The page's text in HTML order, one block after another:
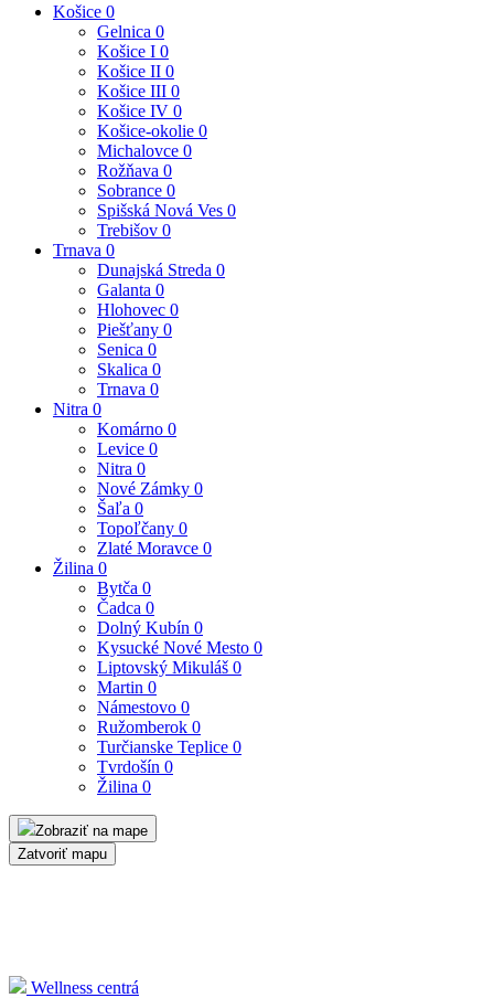
Košice 0
Gelnica 0
Košice I 0
Košice II 0
Košice III 0
Košice IV 0
Košice-okolie 0
Michalovce 0
Rožňava 0
Sobrance 0
Spišská Nová Ves 0
Trebišov 0
Trnava 0
Dunajská Streda 0
Galanta 0
Hlohovec 0
Piešťany 0
Senica 0
Skalica 0
Trnava 0
Nitra 0
Komárno 0
Levice 0
Nitra 0
Nové Zámky 0
Šaľa 0
Topoľčany 0
Zlaté Moravce 0
Žilina 0
Bytča 0
Čadca 0
Dolný Kubín 0
Kysucké Nové Mesto 0
Liptovský Mikuláš 0
Martin 0
Námestovo 0
Ružomberok 0
Turčianske Teplice 0
Tvrdošín 0
Žilina 0
Zobraziť na mape
Zatvoriť mapu
Wellness centrá